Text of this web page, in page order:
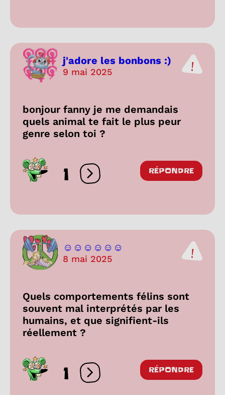
j'adore les bonbons :)
9 mai 2025
bonjour fanny je me demandais
quels animal te fait le plus peur
genre selon toi ?
1 Ouvrir les réactions
RÉPONDRE
☺☺☺☺☺☺
8 mai 2025
Quels comportements félins sont
souvent mal interprétés par les
humains, et que signifient-ils
réellement ?
1 Ouvrir les réactions
RÉPONDRE